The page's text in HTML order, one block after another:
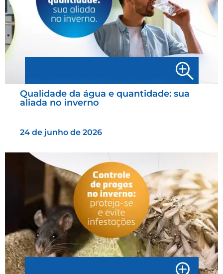
Qualidade da água e quantidade: sua
aliada no inverno
24 de junho de 2026